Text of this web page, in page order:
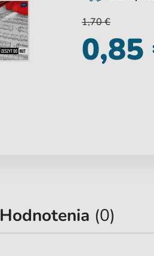
1,70 €
0,85
Hodnotenia (0)